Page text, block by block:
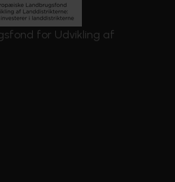
for Udvikling af